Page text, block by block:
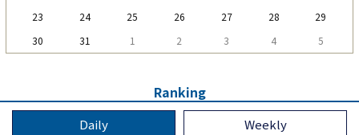
23
24 25 26 27 28
29
30
31 1 2 3 4 5
Ranking
Daily Weekly